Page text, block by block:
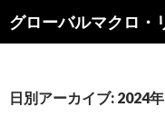
索
ン
日別アーカイブ: 2024